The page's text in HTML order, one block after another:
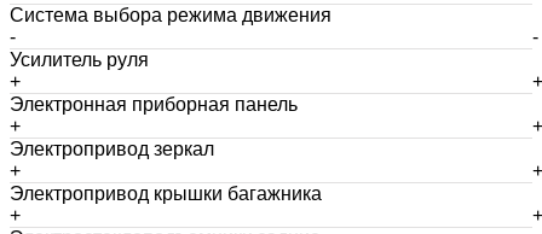
Система выбора режима движения
-
-
Усилитель руля
+
+
Электронная приборная панель
+
+
Электропривод зеркал
+
+
Электропривод крышки багажника
+
+